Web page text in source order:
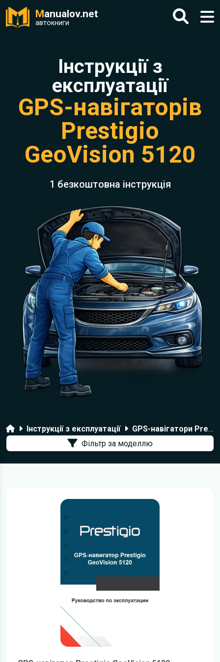
Manualov.net
автокниги
Інструкції з
експлуатації
GPS-навігаторів
Prestigio
GeoVision 5120
1 безкоштовна інструкція
ГоловнаІнструкції з експлуатації
GPS-навігатори Prestigio
Фільтр за моделлю